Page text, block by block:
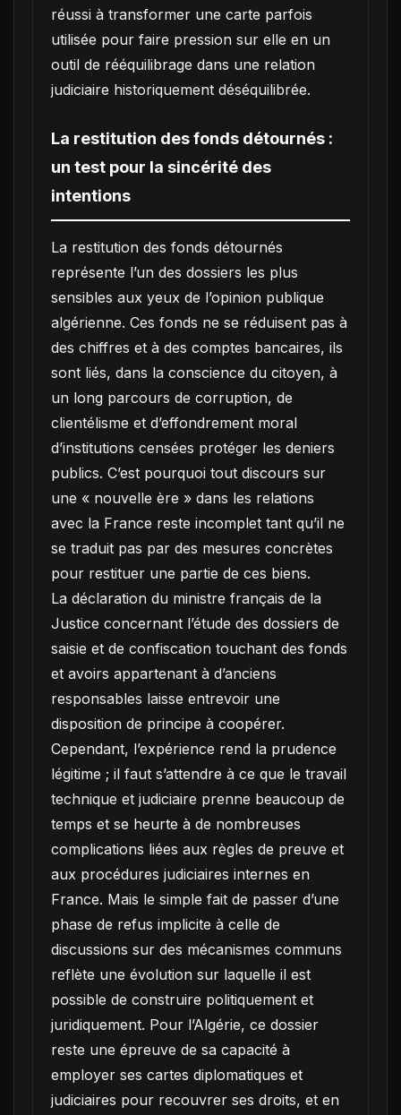
réussi à transformer une carte parfois
utilisée pour faire pression sur elle en un
outil de rééquilibrage dans une relation
judiciaire historiquement déséquilibrée.
La restitution des fonds détournés :
un test pour la sincérité des
intentions
La restitution des fonds détournés
représente l’un des dossiers les plus
sensibles aux yeux de l’opinion publique
algérienne. Ces fonds ne se réduisent pas à
des chiffres et à des comptes bancaires, ils
sont liés, dans la conscience du citoyen, à
un long parcours de corruption, de
clientélisme et d’effondrement moral
d’institutions censées protéger les deniers
publics. C’est pourquoi tout discours sur
une « nouvelle ère » dans les relations
avec la France reste incomplet tant qu’il ne
se traduit pas par des mesures concrètes
pour restituer une partie de ces biens.
La déclaration du ministre français de la
Justice concernant l’étude des dossiers de
saisie et de confiscation touchant des fonds
et avoirs appartenant à d’anciens
responsables laisse entrevoir une
disposition de principe à coopérer.
Cependant, l’expérience rend la prudence
légitime ; il faut s’attendre à ce que le travail
technique et judiciaire prenne beaucoup de
temps et se heurte à de nombreuses
complications liées aux règles de preuve et
aux procédures judiciaires internes en
France. Mais le simple fait de passer d’une
phase de refus implicite à celle de
discussions sur des mécanismes communs
reflète une évolution sur laquelle il est
possible de construire politiquement et
juridiquement. Pour l’Algérie, ce dossier
reste une épreuve de sa capacité à
employer ses cartes diplomatiques et
judiciaires pour recouvrer ses droits, et en